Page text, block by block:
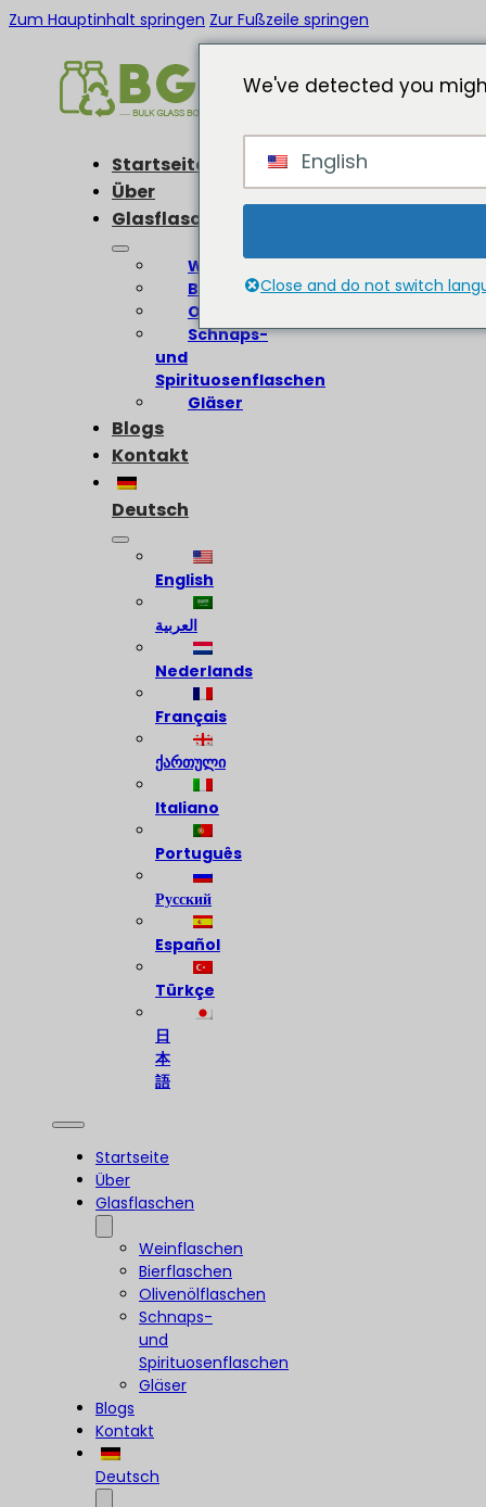
Zum Hauptinhalt springen Zur Fußzeile springen
Startseite
Über
Glasflaschen
Weinflaschen
Bierflaschen
Olivenölflaschen
Schnaps-
und
Spirituosenflaschen
Gläser
Blogs
Kontakt
Deutsch
English
العربية
Nederlands
Français
ქართული
Italiano
Português
Русский
Español
Türkçe
日
本
語
Startseite
Über
Glasflaschen
Weinflaschen
Bierflaschen
Olivenölflaschen
Schnaps-
und
Spirituosenflaschen
Gläser
Blogs
Kontakt
Deutsch
We've detected you
English
Close and do not switch